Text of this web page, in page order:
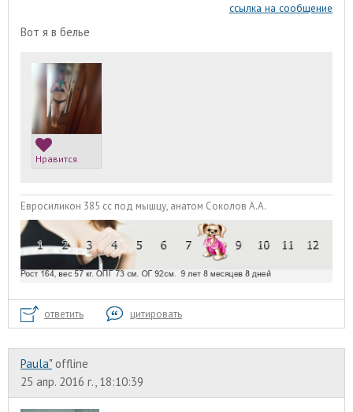
ссылка на сообщение
Вот я в белье
Нравится
Евросиликон 385 сс под мышцу, анатом Соколов А.А.
ответить цитировать
Paula" offline
25 апр. 2016 г., 18:10:39